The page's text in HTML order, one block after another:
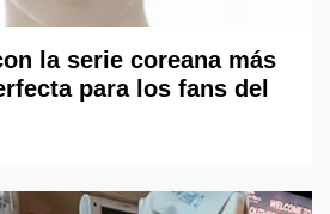
la serie coreana más
para los fans del